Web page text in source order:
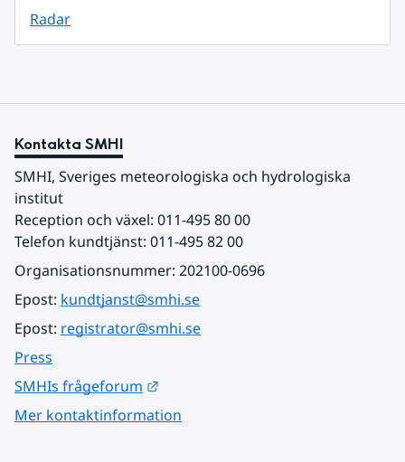
Radar
Kontakta SMHI
SMHI, Sveriges meteorologiska och hydrologiska
institut
Reception och växel: 011-495 80 00
Telefon kundtjänst: 011-495 82 00
Organisationsnummer: 202100-0696
Epost: kundtjanst@smhi.se
Epost: registrator@smhi.se
Press
SMHIs frågeforum
Mer kontaktinformation